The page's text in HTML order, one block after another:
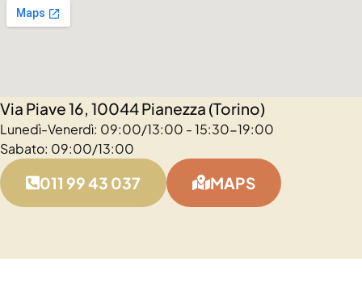
Via Piave 16, 10044 Pianezza (Torino)
Lunedì-Venerdì: 09:00/13:00 - 15:30-19:00
Sabato: 09:00/13:00
011 99 43 037 MAPS